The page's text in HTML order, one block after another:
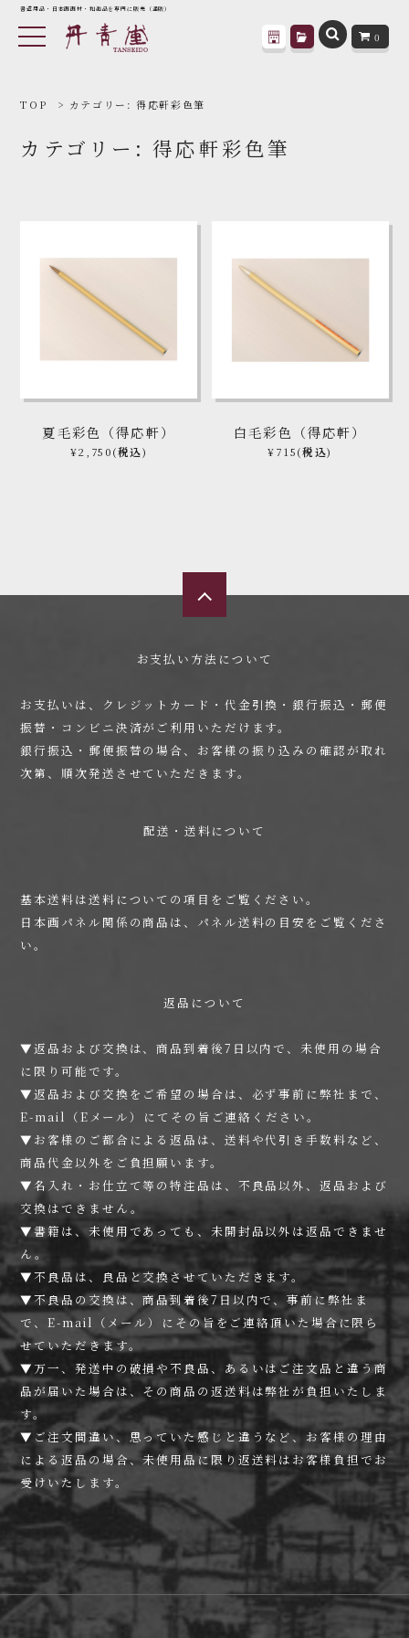
書道用品・日本画画材・和趣品を専門に販売（通販）
0
TOP カテゴリー:得応軒彩色筆
カテゴリー:得応軒彩色筆
夏毛彩色（得応軒）
¥2,750(税込)
白毛彩色（得応軒）
¥715(税込)
お支払い方法について
お支払いは、クレジットカード・代金引換・銀行振込・郵便
振替・コンビニ決済がご利用いただけます。
銀行振込・郵便振替の場合、お客様の振り込みの確認が取れ
次第、順次発送させていただきます。
配送・送料について
基本送料は送料について の項目をご覧ください。
日本画パネル関係の商品は、 パネル送料の目安 をご覧くださ
い。
返品について
▼返品および交換は、商品到着後7日以内で、未使用の場合
に限り可能です。
▼返品および交換をご希望の場合は、必ず事前に弊社まで、
E-mail（Eメール）にてその旨ご連絡ください。
▼お客様のご都合による返品は、送料や代引き手数料など、
商品代金以外をご負担願います。
▼名入れ・お仕立て等の特注品は、不良品以外、返品および
交換はできません。
▼書籍は、未使用であっても、未開封品以外は返品できませ
ん。
▼不良品は、良品と交換させていただきます。
▼不良品の交換は、商品到着後7日以内で、事前に弊社ま
で、E-mail（メール）にその旨をご連絡頂いた場合に限ら
せていただきます。
▼万一、発送中の破損や不良品、あるいはご注文品と違う商
品が届いた場合は、その商品の返送料は弊社が負担いたしま
す。
▼ご注文間違い、思っていた感じと違うなど、お客様の理由
による返品の場合、未使用品に限り返送料はお客様負担でお
受けいたします。